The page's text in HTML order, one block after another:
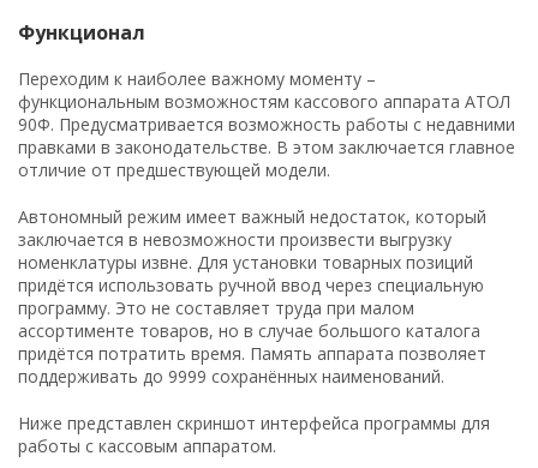
Функционал
Переходим к наиболее важному моменту –
функциональным возможностям кассового аппарата АТОЛ
90Ф. Предусматривается возможность работы с недавними
правками в законодательстве. В этом заключается главное
отличие от предшествующей модели.
Автономный режим имеет важный недостаток, который
заключается в невозможности произвести выгрузку
номенклатуры извне. Для установки товарных позиций
придётся использовать ручной ввод через специальную
программу. Это не составляет труда при малом
ассортименте товаров, но в случае большого каталога
придётся потратить время. Память аппарата позволяет
поддерживать до 9999 сохранённых наименований.
Ниже представлен скриншот интерфейса программы для
работы с кассовым аппаратом.